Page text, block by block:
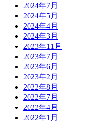
2024年7月
2024年5月
2024年4月
2024年3月
2023年11月
2023年7月
2023年6月
2023年2月
2022年8月
2022年7月
2022年4月
2022年1月